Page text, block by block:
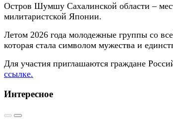
Остров Шумшу Сахалинской области –
милитаристской Японии.
Летом 2026 года молодежные группы со
которая стала символом мужества и
Для участия приглашаются граждане
ссылке.
Интересное